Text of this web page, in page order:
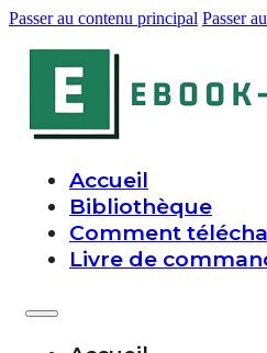
Passer au contenu principal Passer
Accueil
Bibliothèque
Comment
Livre de